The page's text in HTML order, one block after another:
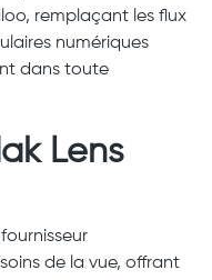
remplaçant les flux
numériques
dans toute
Lens
de la vue, offrant